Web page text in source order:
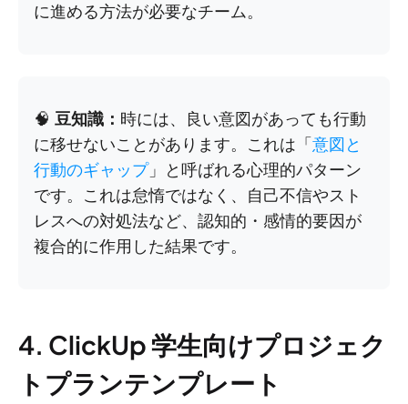
に進める方法が必要なチーム。
🧠 豆知識： 時には、良い意図があっても行動
に移せないことがあります。これは「意図と
行動のギャップ」と呼ばれる心理的パターン
です。これは怠惰ではなく、自己不信やスト
レスへの対処法など、認知的・感情的要因が
複合的に作用した結果です。
4. ClickUp 学生向けプロジェク
トプランテンプレート